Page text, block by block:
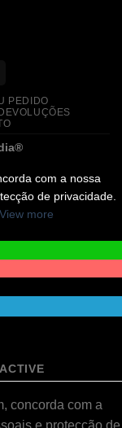
PEDIDO
com a nossa
de privacidade.
View more
ACTIVE
concorda com a
e protecção de